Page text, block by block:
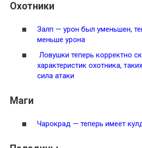
Охотники
Залп — урон был уменьшен,
меньше урона
Ловушки теперь корректно
характеристик охотника,
сила атаки
Маги
Чарокрад — теперь имеет